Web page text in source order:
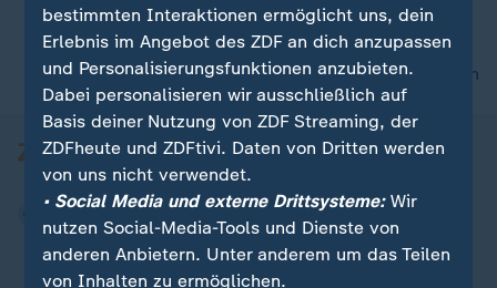
nach oben
bestimmten Interaktionen ermöglicht uns, dein
Erlebnis im Angebot des ZDF an dich anzupassen
und Personalisierungsfunktionen anzubieten.
Dabei personalisieren wir ausschließlich auf
Basis deiner Nutzung von ZDF Streaming, der
ZDFheute und ZDFtivi. Daten von Dritten werden
von uns nicht verwendet.
• Social Media und externe Drittsysteme:Wir
nutzen Social-Media-Tools und Dienste von
anderen Anbietern. Unter anderem um das Teilen
von Inhalten zu ermöglichen.